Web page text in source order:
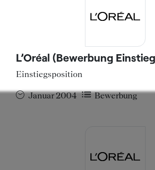
L’Oréal (Bewerbung
Einstiegsposition
Januar 2004 Bewerbung